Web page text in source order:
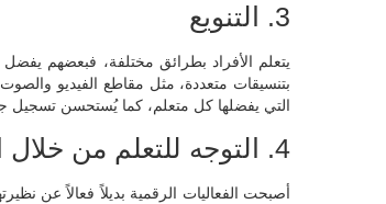
3. التنويع
يتعلم الأفراد بطرائق مختلفة، فبعضهم يفضل
بتنسيقات متعددة، مثل مقاطع الفيديو
التي يفضلها كل متعلم، كما يُستحسن تسجيل
4. التوجه للتعلم من خلال الإنترنت